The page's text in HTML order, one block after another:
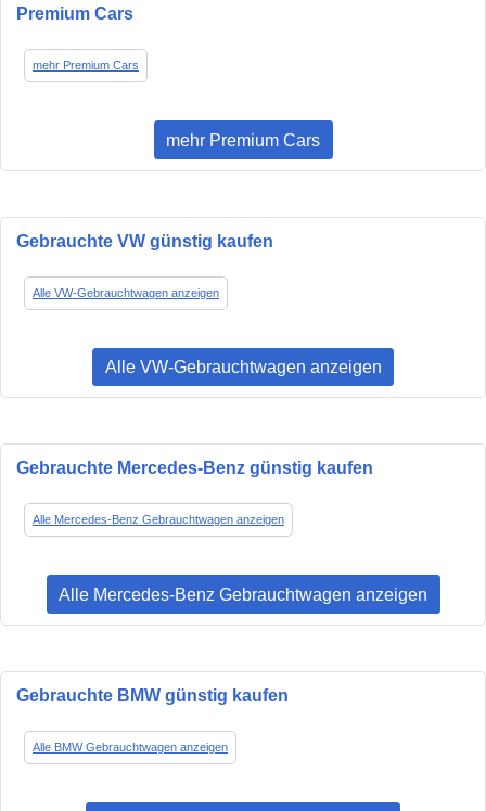
Premium Cars
mehr Premium Cars
mehr Premium Cars
Gebrauchte VW günstig kaufen
Alle VW-Gebrauchtwagen anzeigen
Alle VW-Gebrauchtwagen anzeigen
Gebrauchte Mercedes-Benz günstig kaufen
Alle Mercedes-Benz Gebrauchtwagen anzeigen
Alle Mercedes-Benz Gebrauchtwagen anzeigen
Gebrauchte BMW günstig kaufen
Alle BMW Gebrauchtwagen anzeigen